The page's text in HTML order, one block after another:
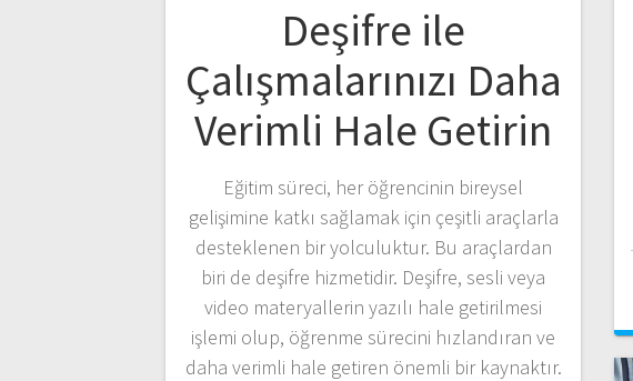
Deşifre ile
Çalışmalarınızı Daha
Verimli Hale Getirin
Eğitim süreci, her öğrencinin bireysel
gelişimine katkı sağlamak için çeşitli araçlarla
desteklenen bir yolculuktur. Bu araçlardan
biri de deşifre hizmetidir. Deşifre, sesli veya
video materyallerin yazılı hale getirilmesi
işlemi olup, öğrenme sürecini hızlandıran ve
daha verimli hale getiren önemli bir kaynaktır.